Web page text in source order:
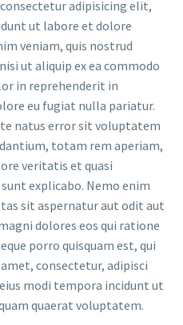
adipisicing elit,
ut labore et dolore
veniam, quis nostrud
ut aliquip ex ea commodo
in reprehenderit in
eu fugiat nulla pariatur.
natus error sit voluptatem
totam rem aperiam,
veritatis et quasi
explicabo. Nemo enim
sit aspernatur aut odit aut
dolores eos qui ratione
porro quisquam est, qui
consectetur, adipisci
modi tempora incidunt ut
quaerat voluptatem.